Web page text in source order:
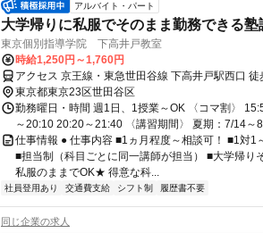
アルバイト・パート
大学帰りに私服でそのまま勤務できる塾
東京個別指導学院 下高井戸教室
時給1,250円～1,760円
アクセス 京王線・東急世田谷線 下高井戸駅西口 徒
東京都東京23区世田谷区
勤務曜日・時間 週1日、1授業～OK 〈コマ割〉
～20:10 20:20～21:40 〈講習期間〉 夏期：7/14～
仕事情報 ● 仕事内容 ■1ヵ月程度～相談可！ ■1対1
■担当制（科目ごとに同一講師が担当） ■大学帰り
私服のままでOK★ 得意な科...
社員登用あり 交通費支給 シフト制 履歴書不要
同じ企業の求人